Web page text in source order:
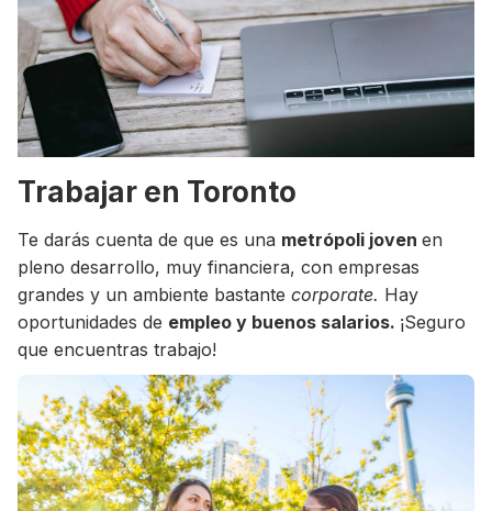
Trabajar en Toronto
Te darás cuenta de que es una metrópoli joven en
pleno desarrollo, muy financiera, con empresas
grandes y un ambiente bastante corporate. Hay
oportunidades de empleo y buenos salarios. ¡Seguro
que encuentras trabajo!